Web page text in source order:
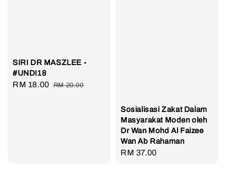
SIRI DR MASZLEE -
#UNDI18
Sale
RM 18.00 Regular
RM 20.00
Sosialisasi Zakat Dalam
Masyarakat Moden oleh
Dr Wan Mohd Al Faizee
Wan Ab Rahaman
Regular
RM 37.00